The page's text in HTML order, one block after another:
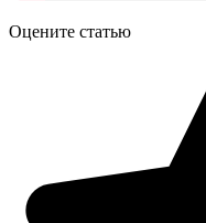
Оцените статью